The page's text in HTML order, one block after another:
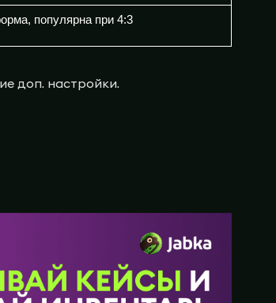
популярна при 4:3
доп. настройки.